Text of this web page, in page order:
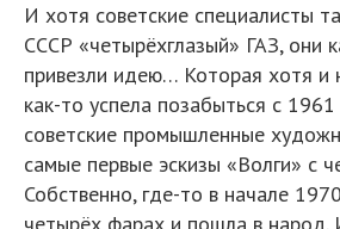
И хотя советские специалисты
СССР «четырёхглазый» ГАЗ, они
привезли идею… Которая хотя и
как-то успела позабыться с
советские промышленные
самые первые эскизы «Волги» с
Собственно, где-то в начале